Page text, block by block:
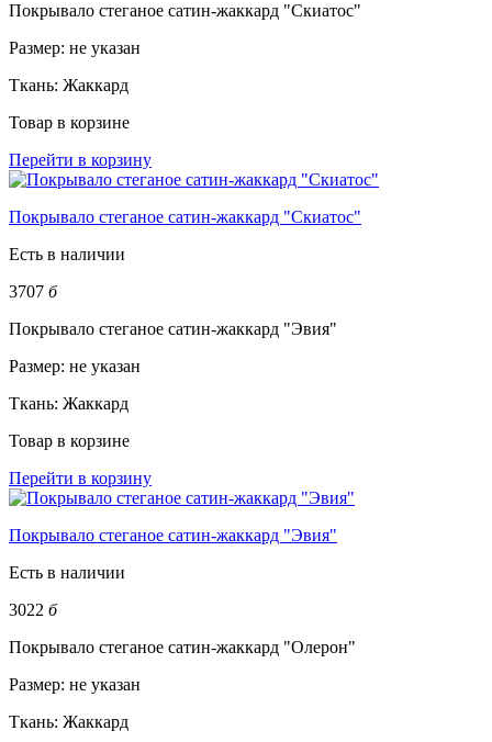
Покрывало стеганое сатин-жаккард "Скиатос"
Размер: не указан
Ткань: Жаккард
Товар в корзине
Перейти в корзину
Покрывало стеганое сатин-жаккард "Скиатос"
Есть в наличии
3707 б
Покрывало стеганое сатин-жаккард "Эвия"
Размер: не указан
Ткань: Жаккард
Товар в корзине
Перейти в корзину
Покрывало стеганое сатин-жаккард "Эвия"
Есть в наличии
3022 б
Покрывало стеганое сатин-жаккард "Олерон"
Размер: не указан
Ткань: Жаккард